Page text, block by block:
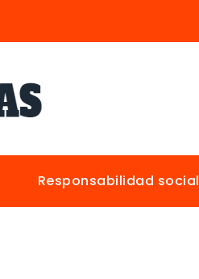
Responsabilidad social